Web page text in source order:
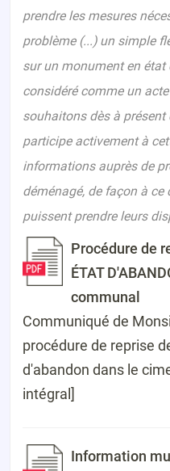
prendre les mesures
problème (...) un simple
sur un monument en état
considéré comme un
souhaitons dès à
participe activement à
informations auprès de
déménagé, de façon à ce
puissent prendre leurs
Procédure de
ÉTAT
communal
Communiqué de
procédure de reprise
d'abandon dans le
intégral]
Information